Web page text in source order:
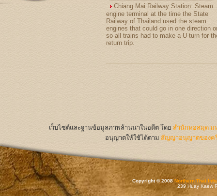
Chiang Mai Railway Station: Steam
engine terminal at the time the State
Railway of Thailand used the steam
engines that could go in one direction
so all trains had to make a U turn for
return trip.
เว็บไซต์และฐานข้อมูลภาพล้านนาในอดีต โดย สำนักหอสมุด ม
อนุญาตให้ใช้ได้ตาม สัญญาอนุญาตของค
Copyright © 2008Northern Thai
239 Huay Kaew